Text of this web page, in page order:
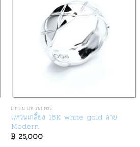
แหวน แหวนเพชร
แหวนเกลี้ยง 18K white gold ลาย
Modern
฿ 25,000